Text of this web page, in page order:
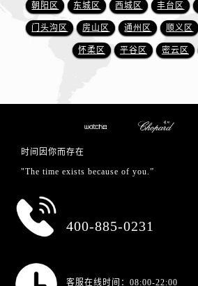
朝阳区 东城区 西城区 丰台区
门头沟区 房山区 通州区 顺义区
怀柔区 平谷区 密云区
时间因你而存在
"The time exists because of you.”
400-885-0231
客服在线时间：08:00-22:00